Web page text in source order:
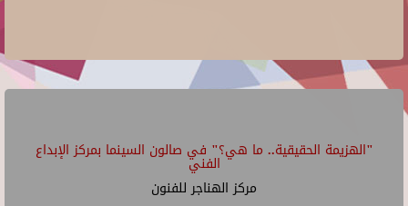
"الهزيمة الحقيقية.. ما هي؟" في صالون السينما بمركز الإبداع
الفني
مركز الهناجر للفنون